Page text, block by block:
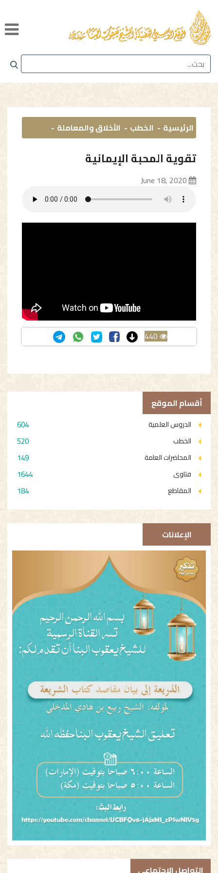
أقسام الموقع
الدروس العلمية 604
الخطب 520
المحاضرات العامة 149
فتاوى 1644
المقاطع 184
الإعلانات
التواصل الاجتماعي
الرئيسية الخطب الأخلاق والمعاملة
تقوية المحبة الإيمانية